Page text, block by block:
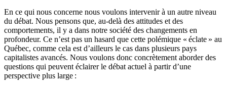
En ce qui nous concerne nous voulons intervenir à un autre niveau
du débat. Nous pensons que, au-delà des attitudes et des
comportements, il y a dans notre société des changements en
profondeur. Ce n’est pas un hasard que cette polémique « éclate » au
Québec, comme cela est d’ailleurs le cas dans plusieurs pays
capitalistes avancés. Nous voulons donc concrètement aborder des
questions qui peuvent éclairer le débat actuel à partir d’une
perspective plus large :